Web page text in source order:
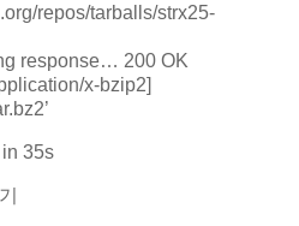
repos/tarballs/strx25-
response… 200 OK
x-bzip2]
35s